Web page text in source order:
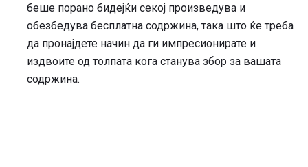
беше порано бидејќи секој произведува и
обезбедува бесплатна содржина, така што ќе треба
да пронајдете начин да ги импресионирате и
издвоите од толпата кога станува збор за вашата
содржина.